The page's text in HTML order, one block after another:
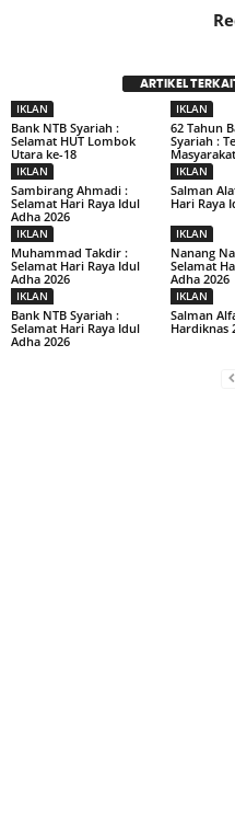
ARTIKEL
IKLAN
Bank NTB Syariah :
Selamat HUT Lombok
Utara ke-18
IKLAN
62 Tahun
Syariah :
IKLAN
Sambirang Ahmadi :
Selamat Hari Raya Idul
Adha 2026
IKLAN
Salman
Hari Raya
IKLAN
Muhammad Takdir :
Selamat Hari Raya Idul
Adha 2026
IKLAN
Nanang
Selamat
Adha 2026
IKLAN
Bank NTB Syariah :
Selamat Hari Raya Idul
Adha 2026
IKLAN
Salman
Hardiknas